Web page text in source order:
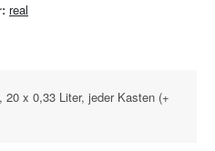
real
20 x 0,33 Liter, jeder Kasten (+